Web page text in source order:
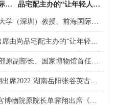
事
才
品宅配主办的“让年轻人爱
课”
11月1日，香港中文大学（深圳）教授、前海国际事务研究院院长郑永年出席“2022深圳全球创新人才论坛”
10月22日，单霁翔出席由尚品宅配主办的“让年轻人爱上中国风——国潮文化大课”
8月31日，中国文化部原副部长、国家博物馆首任馆长潘震宙出席仰韶彩陶坊天时品牌战略升级发布会
7月2日下午，单霁翔出席2022·湖南岳阳张谷英古建筑文化旅游节“中华文脉与文化自信”高峰论坛
2021年10月20日,故宫博物院原院长单霁翔出席《国潮起·万物生——2021国潮新消费大会》